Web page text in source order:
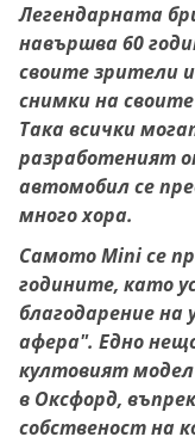
Легендарната
навършва 60
своите зрители
снимки на
Така всички
разработеният
автомобил се
много хора.
Самото Mini се
годините, като
благодарение
афера". Едно
култовият
в Оксфорд,
собственост на